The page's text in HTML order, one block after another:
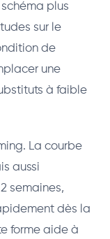
plus
sur le
de
une
à faible
La courbe
aussi
semaines,
dès la
forme aide à